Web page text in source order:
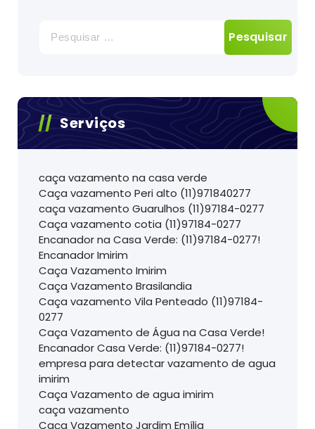
por:
Serviços
caça vazamento na casa verde
Caça vazamento Peri alto (11)971840277
caça vazamento Guarulhos (11)97184-0277
Caça vazamento cotia (11)97184-0277
Encanador na Casa Verde: (11)97184-0277!
Encanador Imirim
Caça Vazamento Imirim
Caça Vazamento Brasilandia
Caça vazamento Vila Penteado (11)97184-
0277
Caça Vazamento de Água na Casa Verde!
Encanador Casa Verde: (11)97184-0277!
empresa para detectar vazamento de agua
imirim
Caça Vazamento de agua imirim
caça vazamento
Caça Vazamento Jardim Emília